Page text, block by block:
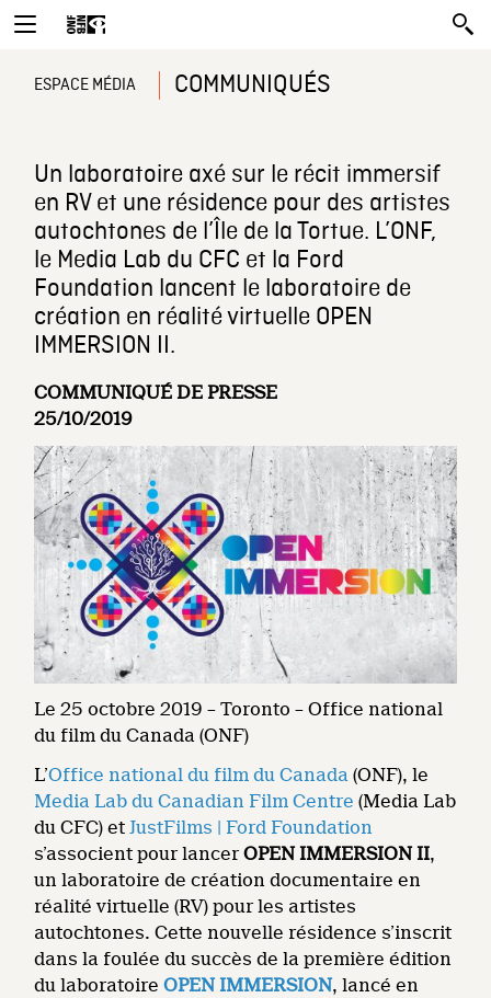
ESPACE MÉDIA COMMUNIQUÉS
Un laboratoire axé sur le récit immersif
en RV et une résidence pour des artistes
autochtones de l’Île de la Tortue. L’ONF,
le Media Lab du CFC et la Ford
Foundation lancent le laboratoire de
création en réalité virtuelle OPEN
IMMERSION II.
COMMUNIQUÉ DE PRESSE
25/10/2019
Le 25 octobre 2019 – Toronto – Office national
du film du Canada (ONF)
L’Office national du film du Canada (ONF), le
Media Lab du Canadian Film Centre (Media Lab
du CFC) etJustFilms | Ford Foundation
s’associent pour lancerOPEN IMMERSION II,
un laboratoire de création documentaire en
réalité virtuelle (RV) pour les artistes
autochtones. Cette nouvelle résidence s’inscrit
dans la foulée du succès de la première édition
du laboratoireOPEN IMMERSION, lancé en